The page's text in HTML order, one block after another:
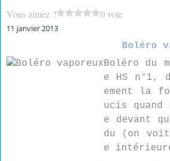
Vous aimez ? 0 vote
11 janvier 2013
Boléro
Boléro du
e HS n°1,
ement la
ucis
e devant
du (on
e